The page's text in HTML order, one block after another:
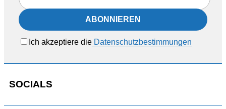
Ich akzeptiere die Datenschutzbestimmungen
SOCIALS